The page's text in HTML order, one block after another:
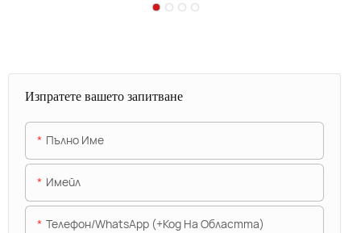
Изпратете вашето запитване
Пълно Име
Имейл
Телефон/WhatsApp (+Код На Областта)